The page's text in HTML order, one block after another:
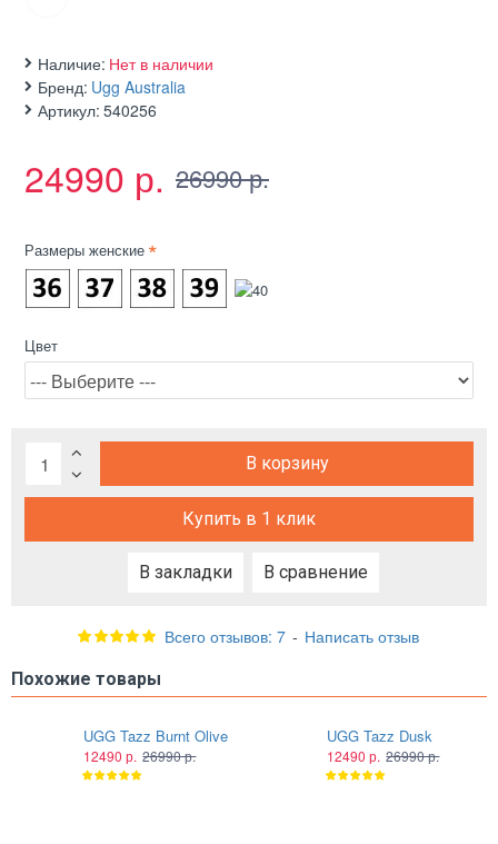
Наличие: Нет в наличии
Бренд: Ugg Australia
Артикул: 540256
Всего отзывов: 7 - Написать отзыв
24990 р. 26990 р.
Размеры женские
Цвет
В корзину
Купить в 1 клик
В закладки В сравнение
Похожие товары
UGG Tazz Burnt Olive
12490 р. 26990 р.
UGG Tazz Dusk
12490 р. 26990 р.